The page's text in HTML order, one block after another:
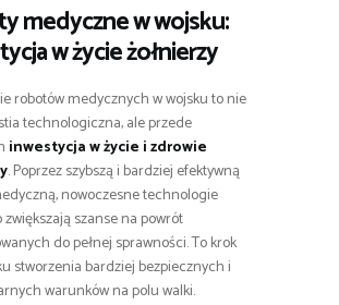
medyczne w wojsku:
w życie żołnierzy
robotów medycznych w wojsku to nie
technologiczna, ale przede
inwestycja w życie i zdrowie
. Poprzez szybszą i bardziej efektywną
nowoczesne technologie
szanse na powrót
do pełnej sprawności. To krok
stworzenia bardziej bezpiecznych i
warunków na polu walki.